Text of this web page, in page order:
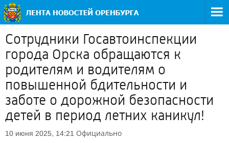
Сотрудники Госавтоинспекции
города Орска обращаются к
родителям и водителям о
повышенной бдительности и
заботе о дорожной безопасности
детей в период летних каникул!
10 июня 2025, 14:21 Официально